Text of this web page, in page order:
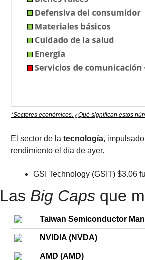
*Sectores económicos. ¿Qué significan estos
El sector de la tecnología,
rendimiento el día de ayer.
GSI Technology (GSIT) $3.06
Las Big Caps que
Taiwan Semiconductor
NVIDIA (NVDA)
AMD (AMD)